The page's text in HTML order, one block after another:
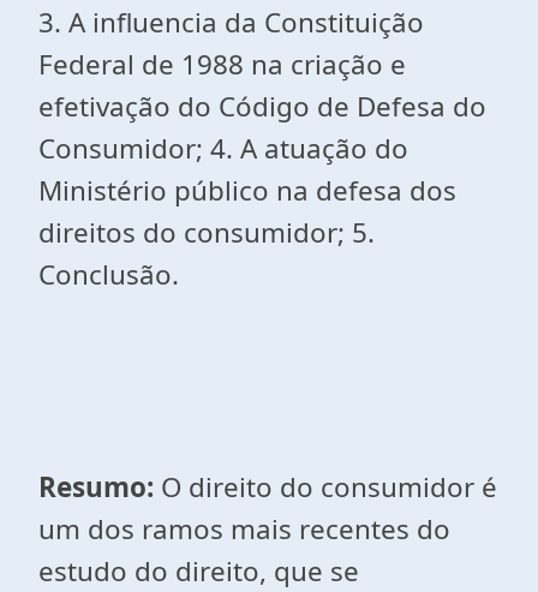
3. A influencia da Constituição
Federal de 1988 na criação e
efetivação do Código de Defesa do
Consumidor; 4. A atuação do
Ministério público na defesa dos
direitos do consumidor; 5.
Conclusão.
Resumo: O direito do consumidor é
um dos ramos mais recentes do
estudo do direito, que se